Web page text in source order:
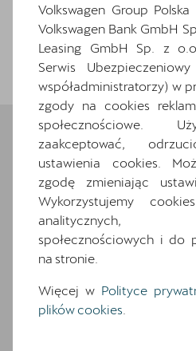
Wróć do
Wybrane
wyposażenia
Ten samochód bazuje na
się z wybranymi
pełną specyfikację zapytaj
Wyposażenie
Volkswagen Group
Volkswagen Bank GmbH
Leasing GmbH Sp. z
Serwis
współadministratorzy) w
zgody na cookies
społecznościowe.
zaakceptować,
ustawienia cookies.
zgodę zmieniając
Wykorzystujemy
analitycznych,
społecznościowych i do
na stronie.
Więcej w Polityce
plików cookies